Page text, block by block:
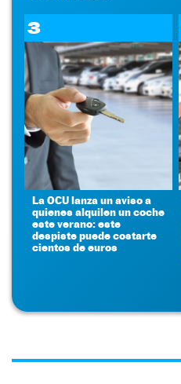
3
La OCU lanza un aviso a
quienes alquilen un coche
este verano: este
despiste puede costarte
cientos de euros